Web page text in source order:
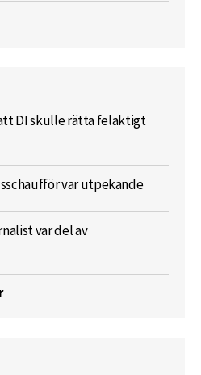
DI skulle rätta felaktigt
var utpekande
var del av